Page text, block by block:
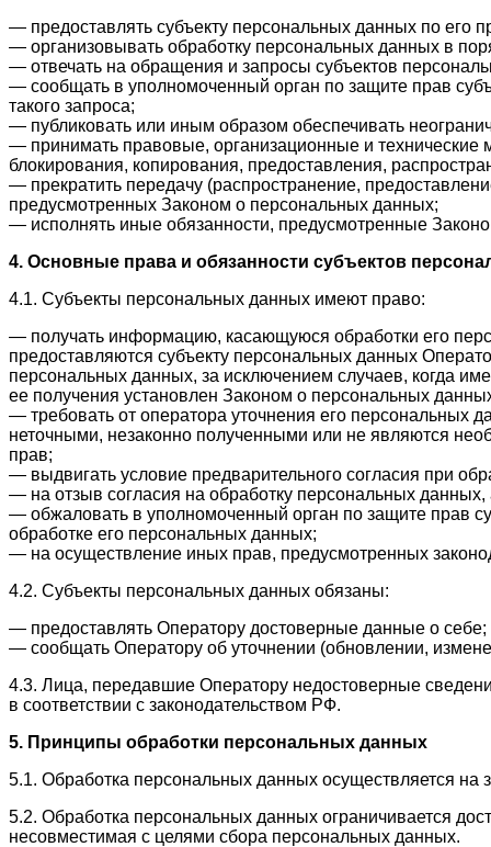
— предоставлять субъекту персональных данных по
— организовывать обработку персональных данных в
— отвечать на обращения и запросы субъектов
— сообщать в уполномоченный орган по защите прав
такого запроса;
— публиковать или иным образом обеспечивать
— принимать правовые, организационные и технические
блокирования, копирования, предоставления,
— прекратить передачу (распространение,
предусмотренных Законом о персональных данных;
— исполнять иные обязанности, предусмотренные
4. Основные права и обязанности субъектов
4.1. Субъекты персональных данных имеют право:
— получать информацию, касающуюся обработки его
предоставляются субъекту персональных данных
персональных данных, за исключением случаев, когда
ее получения установлен Законом о персональных
— требовать от оператора уточнения его персональных
неточными, незаконно полученными или не являются
прав;
— выдвигать условие предварительного согласия при
— на отзыв согласия на обработку персональных
— обжаловать в уполномоченный орган по защите прав
обработке его персональных данных;
— на осуществление иных прав, предусмотренных
4.2. Субъекты персональных данных обязаны:
— предоставлять Оператору достоверные данные о себе;
— сообщать Оператору об уточнении (обновлении,
4.3. Лица, передавшие Оператору недостоверные
в соответствии с законодательством РФ.
5. Принципы обработки персональных данных
5.1. Обработка персональных данных осуществляется на
5.2. Обработка персональных данных ограничивается
несовместимая с целями сбора персональных данных.